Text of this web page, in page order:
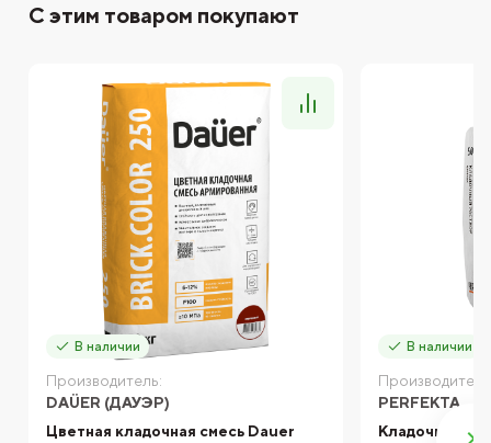
С этим товаром покупают
В наличии
Производитель:
DAÜER (ДАУЭР)
Цветная кладочная смесь Dauer
В наличии
PERFEKTA
Кладочный